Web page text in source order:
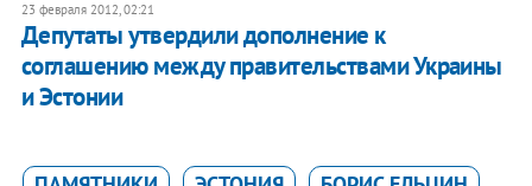
23 февраля 2012, 02:21
Депутаты утвердили дополнение к
соглашению между правительствами Украины
и Эстонии